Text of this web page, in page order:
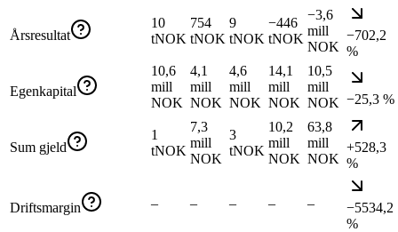
Årsresultat
10
tNOK
754
tNOK
9
tNOK
−446
tNOK
−3,6
mill
NOK
−702,2
%
Egenkapital
10,6
mill
NOK
4,1
mill
NOK
4,6
mill
NOK
14,1
mill
NOK
10,5
mill
NOK −25,3 %
Sum gjeld
1
tNOK
7,3
mill
NOK
3
tNOK
10,2
mill
NOK
63,8
mill
NOK
+528,3
%
Driftsmargin – – – – –
−5534,2
%